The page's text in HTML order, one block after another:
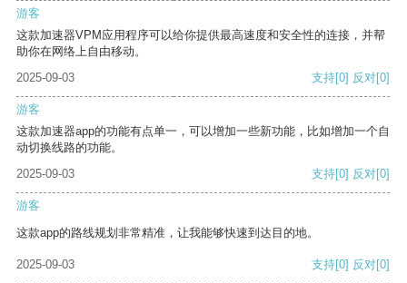
游客
这款加速器VPM应用程序可以给你提供最高速度和安全性的连接，并帮
助你在网络上自由移动。
2025-09-03
支持[0] 反对[0]
游客
这款加速器app的功能有点单一，可以增加一些新功能，比如增加一个自
动切换线路的功能。
2025-09-03
支持[0] 反对[0]
游客
这款app的路线规划非常精准，让我能够快速到达目的地。
2025-09-03 支持[0] 反对[0]